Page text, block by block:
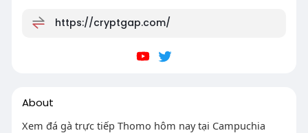
https://cryptgap.com/
About
Xem đá gà trực tiếp Thomo hôm nay tại Campuchia